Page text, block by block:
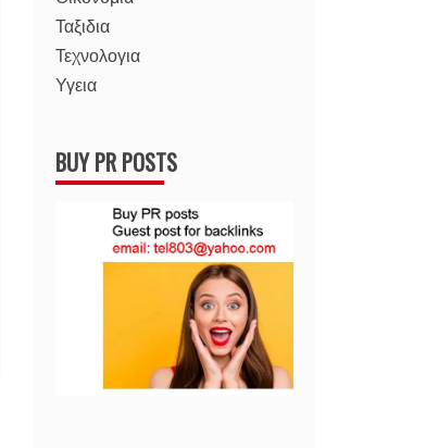
Ταξιδια
Τεχνολογια
Υγεια
BUY PR POSTS